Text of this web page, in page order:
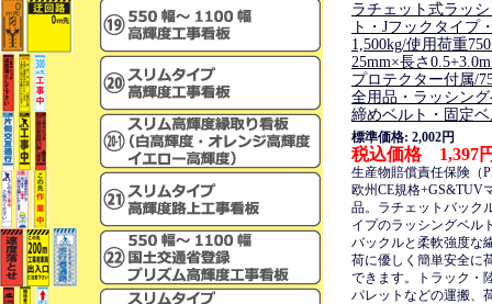
ラチェット式ラッ
ト・Jフックタイプ
1,500kg/使用荷重
25mm×長さ
プロテクター付属/
全用品・ラッシン
締めベルト・固定
標準価格: 2,002円
税込価格 1,397
生産物賠償責任保険（
欧州CE規格+GS&TUV
品。ラチェットバック
イプのラッシングベル
バックルと柔軟強度な
荷に優しく簡単安全に
できます。トラック・
パレットなどの運搬、